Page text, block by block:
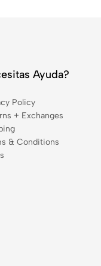
Ayuda?
Policy
+ Exchanges
& Conditions